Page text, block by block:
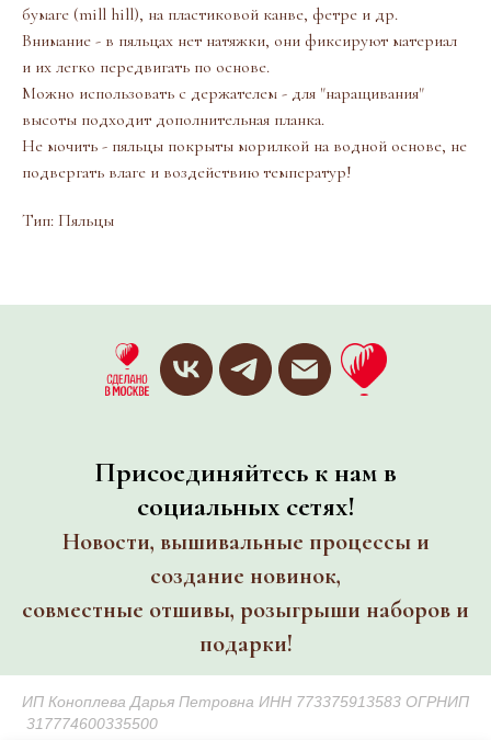
бумаге (mill hill), на пластиковой канве, фетре и др.
Внимание - в пяльцах нет натяжки, они фиксируют материал
и их легко передвигать по основе.
Можно использовать с держателем - для "наращивания"
высоты подходит дополнительная планка.
Не мочить - пяльцы покрыты морилкой на водной основе, не
подвергать влаге и воздействию температур!
Тип: Пяльцы
Присоединяйтесь к нам в
социальных сетях!
Новости, вышивальные процессы и
создание новинок,
совместные отшивы, розыгрыши наборов и
подарки!
ИП Коноплева Дарья Петровна ИНН 773375913583 ОГРНИП
317774600335500